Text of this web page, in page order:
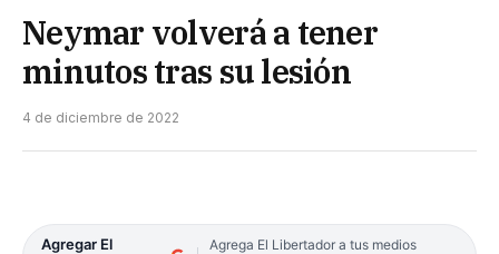
Neymar volverá a tener
minutos tras su lesión
4 de diciembre de 2022
Agregar El
Agrega El Libertador a tus medios